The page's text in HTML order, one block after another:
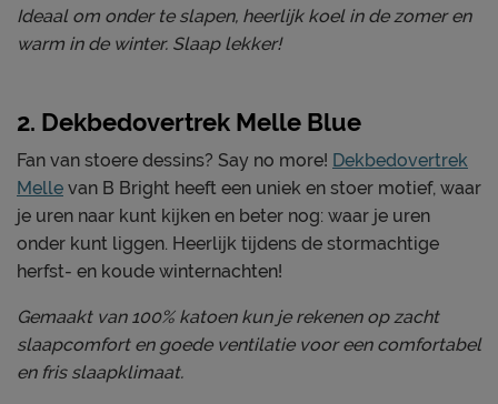
Ideaal om onder te slapen, heerlijk koel in de zomer en
warm in de winter. Slaap lekker!
2. Dekbedovertrek Melle Blue
Fan van stoere dessins? Say no more! Dekbedovertrek
Melle van B Bright heeft een uniek en stoer motief, waar
je uren naar kunt kijken en beter nog: waar je uren
onder kunt liggen. Heerlijk tijdens de stormachtige
herfst- en koude winternachten!
Gemaakt van 100% katoen kun je rekenen op zacht
slaapcomfort en goede ventilatie voor een comfortabel
en fris slaapklimaat.